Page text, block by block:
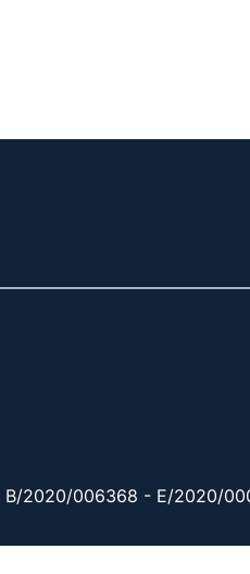
B/2020/006368 - E/2020/